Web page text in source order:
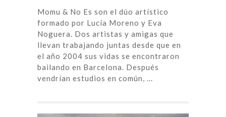
Momu & No Es son el dúo artístico
formado por Lucía Moreno y Eva
Noguera. Dos artistas y amigas que
llevan trabajando juntas desde que en
el año 2004 sus vidas se encontraron
bailando en Barcelona. Después
vendrían estudios en común, ...